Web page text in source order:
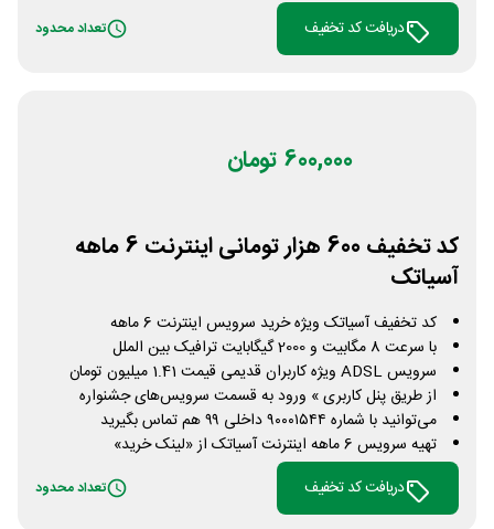
دریافت کد تخفیف
تعداد محدود
600,000 تومان
کد تخفیف 600 هزار تومانی اینترنت 6 ماهه
آسیاتک
کد تخفیف آسیاتک ویژه خرید سرویس اینترنت 6 ماهه
با سرعت 8 مگابیت و 2000 گیگابایت ترافیک بین الملل
سرویس ADSL ویژه کاربران قدیمی قیمت 1.41 میلیون تومان
از طریق پنل کاربری » ورود به قسمت سرویس‌های جشنواره
می‌توانید با شماره‌ ۹۰۰۰۱۵۴۴ داخلی ۹۹ هم تماس بگیرید
تهیه سرویس 6 ماهه اینترنت آسیاتک از «لینک خرید»
دریافت کد تخفیف
تعداد محدود